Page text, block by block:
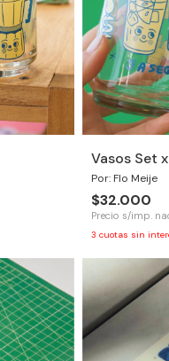
Vasos Set
Por: Flo Meije
$32.000
Precio s/imp.
3 cuotas sin